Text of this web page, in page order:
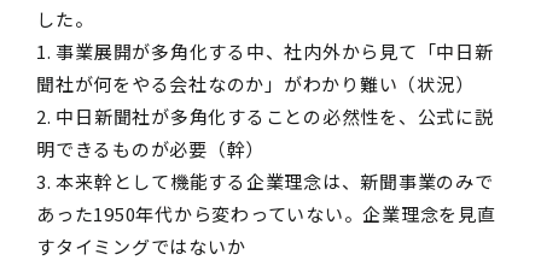
した。
1. 事業展開が多角化する中、社内外から見て「中日新
聞社が何をやる会社なのか」がわかり難い（状況）
2. 中日新聞社が多角化することの必然性を、公式に説
明できるものが必要（幹）
3. 本来幹として機能する企業理念は、新聞事業のみで
あった1950年代から変わっていない。企業理念を見直
すタイミングではないか